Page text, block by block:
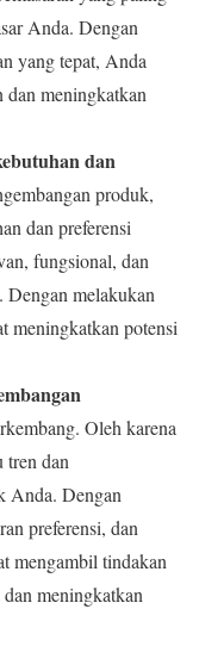
Anda. Dengan
yang tepat, Anda
dan meningkatkan
dan
produk,
dan preferensi
fungsional, dan
Dengan melakukan
meningkatkan potensi
Oleh karena
tren dan
Anda. Dengan
preferensi, dan
mengambil tindakan
meningkatkan